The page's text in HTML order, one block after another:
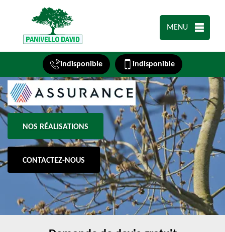
MENU
indisponible indisponible
NOS RÉALISATIONS
CONTACTEZ-NOUS